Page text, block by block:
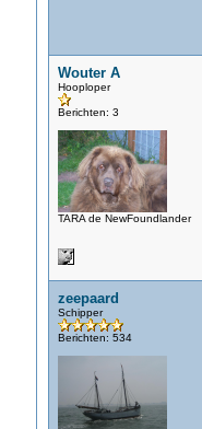
Wouter A
Hooploper
Berichten: 3
TARA de NewFoundlander
zeepaard
Schipper
Berichten: 534